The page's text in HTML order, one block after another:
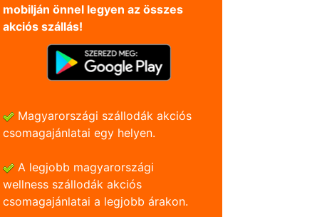
mobilján önnel legyen az összes
akciós szállás!
Magyarországi szállodák akciós
csomagajánlatai egy helyen.
A legjobb magyarországi
wellness szállodák akciós
csomagajánlatai a legjobb árakon.